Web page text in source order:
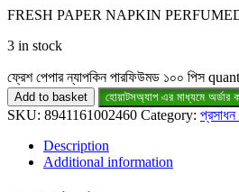
FRESH PAPER NAPKIN
3 in stock
ফ্রেশ পেপার ন্যাপকিন পারফিউমড ১০০ পিস
Add to basket হোয়াটসঅ্যাপ এর মাধ্যমে অর্ডার
SKU: 8941161002460 Category: প্রসাধন
Description
Additional information